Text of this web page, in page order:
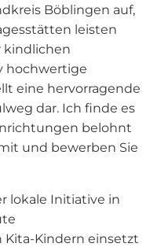
Böblingen auf,
leisten
kindlichen
hochwertige
eine hervorragende
dar. Ich finde es
belohnt
und bewerben Sie
lokale Initiative in
Kindern einsetzt